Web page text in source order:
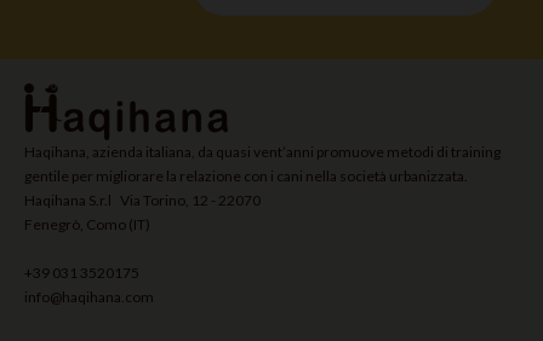
Haqihana, azienda italiana, da quasi vent’anni promuove metodi di training
gentile per migliorare la relazione con i cani nella società urbanizzata.
Haqihana S.r.l Via Torino, 12 - 22070
Fenegrò, Como (IT)
+39 031 3520175
info@haqihana.com